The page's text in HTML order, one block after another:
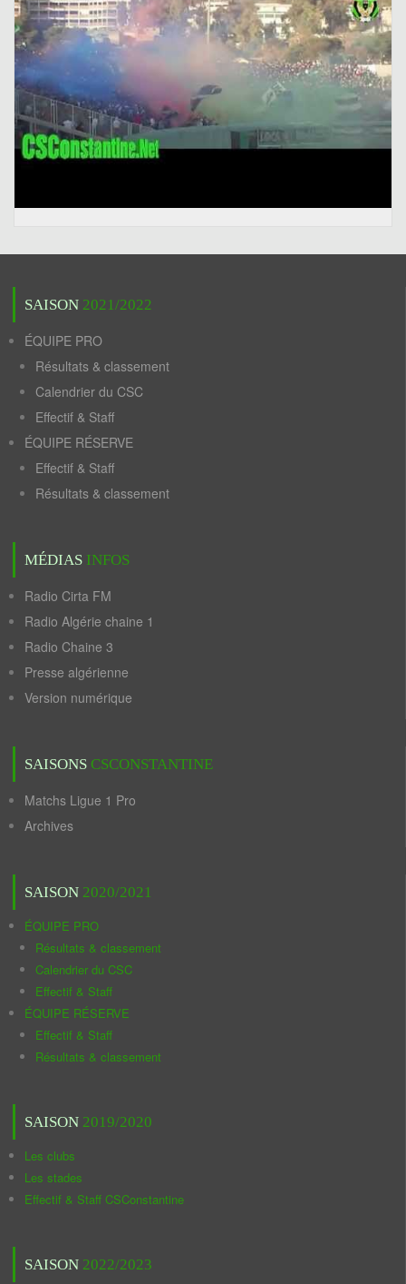
SAISON 2021/2022
ÉQUIPE PRO
Résultats & classement
Calendrier du CSC
Effectif & Staff
ÉQUIPE RÉSERVE
Effectif & Staff
Résultats & classement
MÉDIAS INFOS
Radio Cirta FM
Radio Algérie chaine 1
Radio Chaine 3
Presse algérienne
Version numérique
SAISONS CSCONSTANTINE
Matchs Ligue 1 Pro
Archives
SAISON 2020/2021
ÉQUIPE PRO
Résultats & classement
Calendrier du CSC
Effectif & Staff
ÉQUIPE RÉSERVE
Effectif & Staff
Résultats & classement
SAISON 2019/2020
Les clubs
Les stades
Effectif & Staff CSConstantine
SAISON 2022/2023